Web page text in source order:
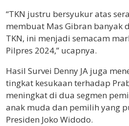
“TKN justru bersyukur atas
membuat Mas Gibran banyak
TKN, ini menjadi semacam
Pilpres 2024,” ucapnya.
Hasil Survei Denny JA juga
tingkat kesukaan terhadap
meningkat di dua segmen
anak muda dan pemilih yang
Presiden Joko Widodo.